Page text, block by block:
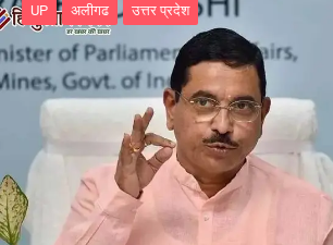
UP अलीगढ उत्तर प्रदेश